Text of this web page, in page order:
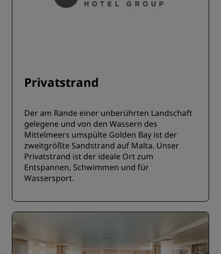
Privatstrand
Der am Rande einer unberührten Landschaft
gelegene und von den Wassern des
Mittelmeers umspülte Golden Bay ist der
zweitgrößte Sandstrand auf Malta. Unser
Privatstrand ist der ideale Ort zum
Entspannen, Schwimmen und für
Wassersport.